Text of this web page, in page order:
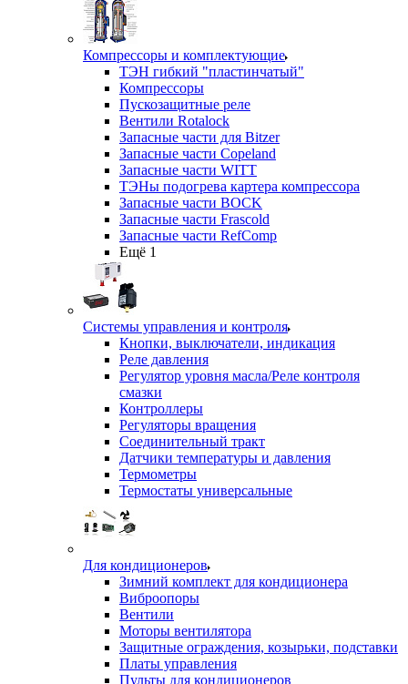
Компрессоры и комплектующие
ТЭН гибкий "пластинчатый"
Компрессоры
Пускозащитные реле
Вентили Rotalock
Запасные части для Bitzer
Запасные части Copeland
Запасные части WITT
ТЭНы подогрева картера компрессора
Запасные части BOCK
Запасные части Frascold
Запасные части RefComp
Ещё 1
Системы управления и контроля
Кнопки, выключатели, индикация
Реле давления
Регулятор уровня масла/Реле контроля
смазки
Контроллеры
Регуляторы вращения
Соединительный тракт
Датчики температуры и давления
Термометры
Термостаты универсальные
Для кондиционеров
Зимний комплект для кондиционера
Виброопоры
Вентили
Моторы вентилятора
Защитные ограждения, козырьки, подставки
Платы управления
Пульты для кондиционеров